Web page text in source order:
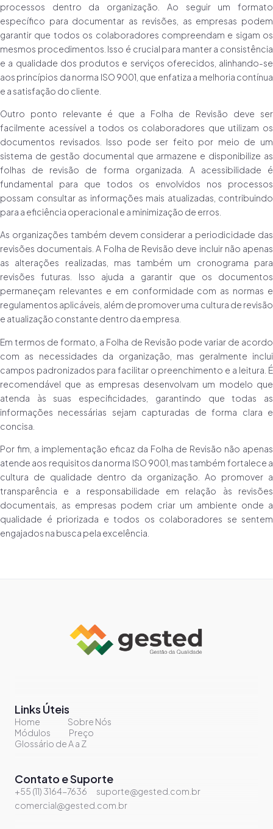
processos dentro da organização. Ao seguir um formato
específico para documentar as revisões, as empresas podem
garantir que todos os colaboradores compreendam e sigam os
mesmos procedimentos. Isso é crucial para manter a consistência
e a qualidade dos produtos e serviços oferecidos, alinhando-se
aos princípios da norma ISO 9001, que enfatiza a melhoria contínua
e a satisfação do cliente.
Outro ponto relevante é que a Folha de Revisão deve ser
facilmente acessível a todos os colaboradores que utilizam os
documentos revisados. Isso pode ser feito por meio de um
sistema de gestão documental que armazene e disponibilize as
folhas de revisão de forma organizada. A acessibilidade é
fundamental para que todos os envolvidos nos processos
possam consultar as informações mais atualizadas, contribuindo
para a eficiência operacional e a minimização de erros.
As organizações também devem considerar a periodicidade das
revisões documentais. A Folha de Revisão deve incluir não apenas
as alterações realizadas, mas também um cronograma para
revisões futuras. Isso ajuda a garantir que os documentos
permaneçam relevantes e em conformidade com as normas e
regulamentos aplicáveis, além de promover uma cultura de revisão
e atualização constante dentro da empresa.
Em termos de formato, a Folha de Revisão pode variar de acordo
com as necessidades da organização, mas geralmente inclui
campos padronizados para facilitar o preenchimento e a leitura. É
recomendável que as empresas desenvolvam um modelo que
atenda às suas especificidades, garantindo que todas as
informações necessárias sejam capturadas de forma clara e
concisa.
Por fim, a implementação eficaz da Folha de Revisão não apenas
atende aos requisitos da norma ISO 9001, mas também fortalece a
cultura de qualidade dentro da organização. Ao promover a
transparência e a responsabilidade em relação às revisões
documentais, as empresas podem criar um ambiente onde a
qualidade é priorizada e todos os colaboradores se sentem
engajados na busca pela excelência.
Links Úteis
Home
Sobre Nós
Módulos
Preço
Glossário de A a Z
Contato e Suporte
+55 (11) 3164-7636
suporte@gested.com.br
comercial@gested.com.br